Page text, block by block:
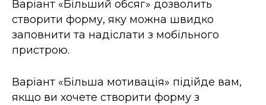
Варіант «Більший обсяг» дозволить
створити форму, яку можна швидко
заповнити та надіслати з мобільного
пристрою.
Варіант «Більша мотивація» підійде вам,
якщо ви хочете створити форму з